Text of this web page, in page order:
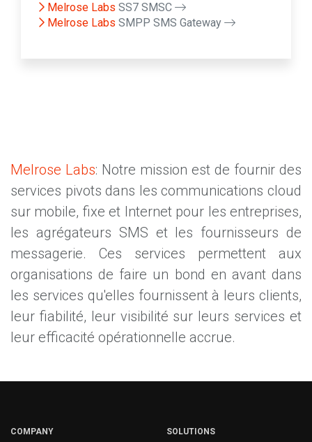
Melrose Labs SS7 SMSC
Melrose Labs SMPP SMS Gateway
Melrose Labs: Notre mission est de fournir des
services pivots dans les communications cloud
sur mobile, fixe et Internet pour les entreprises,
les agrégateurs SMS et les fournisseurs de
messagerie. Ces services permettent aux
organisations de faire un bond en avant dans
les services qu'elles fournissent à leurs clients,
leur fiabilité, leur visibilité sur leurs services et
leur efficacité opérationnelle accrue.
COMPANY SOLUTIONS